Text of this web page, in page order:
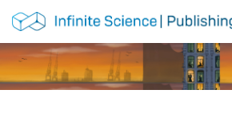
Hauptinhalt
Sidebar